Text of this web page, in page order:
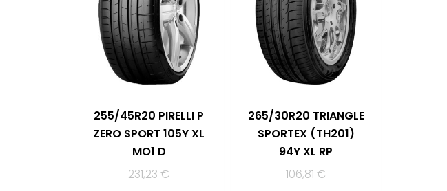
255/45R20 PIRELLI P
ZERO SPORT 105Y XL
MO1 D
231,23€
265/30R20 TRIANGLE
SPORTEX (TH201)
94Y XL RP
106,81€